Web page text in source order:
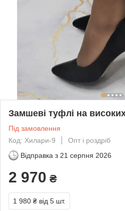
Замшеві туфлі на
Під замовлення
Код: Хилари-9
Опт і роздріб
Відправка з 21 серпня 2026
2 970 ₴
1 980 ₴ від 5 шт.